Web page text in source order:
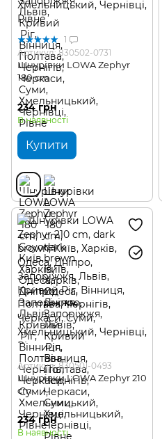
1
Артикул: 830502-0731
Шнурівки LOWA Zephyr
180 cm
234 грн
В наявності
Купити
Артикул: 830501-0493
Шнурівки LOWA Zephyr 210
cm
234 грн
В наявності